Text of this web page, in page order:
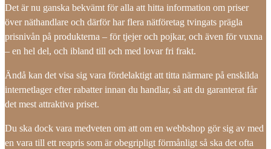
Det är nu ganska bekvämt för alla att hitta information om priser
över näthandlare och därför har flera nätföretag tvingats prägla
prisnivån på produkterna – för tjejer och pojkar, och även för vuxna
– en hel del, och ibland till och med lovar fri frakt.
Ändå kan det visa sig vara fördelaktigt att titta närmare på enskilda
internetlager efter rabatter innan du handlar, så att du garanterat får
det mest attraktiva priset.
Du ska dock vara medveten om att om en webbshop gör sig av med
en vara till ett reapris som är obegripligt förmånligt så ska det ofta